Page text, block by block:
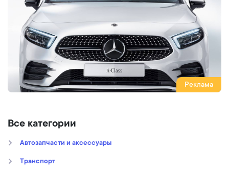
Реклама
Все категории
Автозапчасти и аксессуары
Транспорт